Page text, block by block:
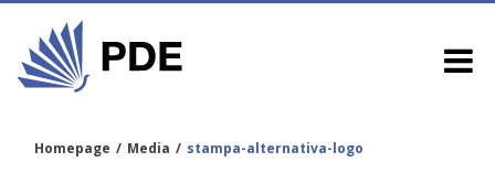
Homepage / Media / stampa-alternativa-logo